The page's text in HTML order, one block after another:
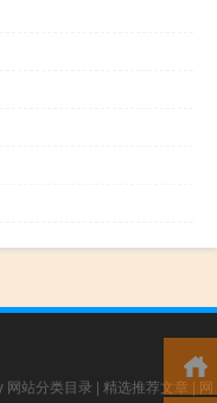
网站分类目录 | 精选推荐文章 | 网